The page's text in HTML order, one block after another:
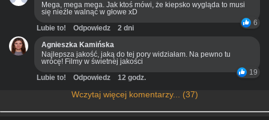
Mega, mega mega. Jak ktoś mówi, że kiepsko wygląda to musi
się nieźle walnąć w głowe xD
6
Lubie to! Odpowiedz
2 dni
Agnieszka Kamińska
Najlepsza jakość, jaką do tej pory widziałam. Na pewno tu
wrócę! Filmy w świetnej jakości
19
Lubie to! Odpowiedz 12 godz.
Wczytaj więcej komentarzy... (37)